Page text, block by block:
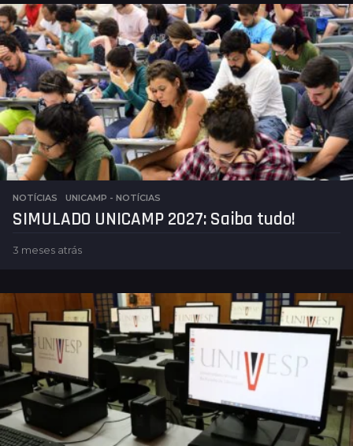
m
a
n
a
s
a
t
r
á
s
NOTÍCIAS ,UNICAMP - NOTÍCIAS
SIMULADO UNICAMP 2027: Saiba tudo!
3 meses atrás
s
e
s
á
s